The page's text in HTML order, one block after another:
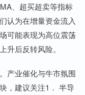
、超买超卖等指标
认为在增量资金流入
可能表现为高位震荡
升后反转风险。
业催化与牛市氛围
，建议关注1． 半导